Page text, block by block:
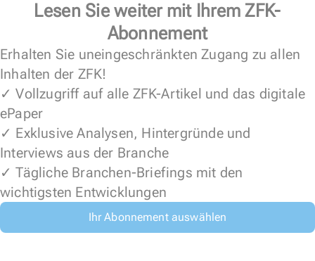
Lesen Sie weiter mit Ihrem ZFK-
Abonnement
Erhalten Sie uneingeschränkten Zugang zu allen
Inhalten der ZFK!
✓ Vollzugriff auf alle ZFK-Artikel und das digitale
ePaper
✓ Exklusive Analysen, Hintergründe und
Interviews aus der Branche
✓ Tägliche Branchen-Briefings mit den
wichtigsten Entwicklungen
Ihr Abonnement auswählen